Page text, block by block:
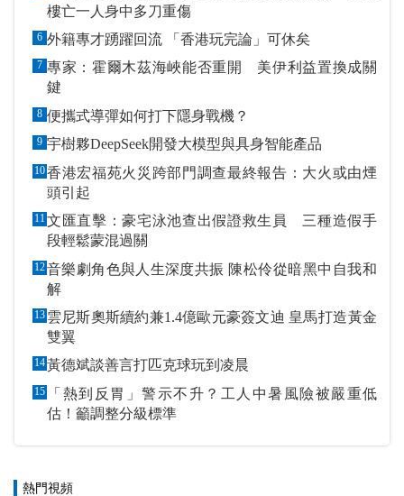
樓亡一人身中多刀重傷
6 外籍專才踴躍回流 「香港玩完論」可休矣
7 專家：霍爾木茲海峽能否重開 美伊利益置換成關
鍵
8 便攜式導彈如何打下隱身戰機？
9 宇樹夥DeepSeek開發大模型與具身智能產品
10香港宏福苑火災跨部門調查最終報告：大火或由煙
頭引起
11文匯直擊：豪宅泳池查出假證救生員 三種造假手
段輕鬆蒙混過關
12音樂劇角色與人生深度共振 陳松伶從暗黑中自我和
解
13 雲尼斯奧斯續約兼1.4億歐元豪簽文迪 皇馬打造黃金
雙翼
14黃德斌談善言打匹克球玩到凌晨
15
「熱到反胃」警示不升？工人中暑風險被嚴重低
估！籲調整分級標準
熱門視頻